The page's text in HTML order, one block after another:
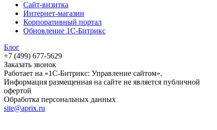
Сайт-визитка
Интернет-магазин
Корпоративный портал
Обновление 1С-Битрикс
Блог
+7 (499) 677-5629
Заказать звонок
Работает на «1С-Битрикс: Управление сайтом».
Информация размещенная на сайте не является публичной
офертой
Обработка персональных данных
site@aprix.ru